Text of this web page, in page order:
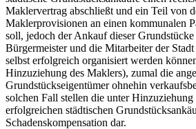
Maklervertrag abschließt und ein Teil von
Maklerprovisionen an einen kommunalen
soll, jedoch der Ankauf dieser Grundstücke
Bürgermeister und die Mitarbeiter der Stadt
selbst erfolgreich organisiert werden
Hinzuziehung des Maklers), zumal die
Grundstückseigentümer ohnehin
solchen Fall stellen die unter Hinzuziehung
erfolgreichen städtischen
Schadenskompensation dar.